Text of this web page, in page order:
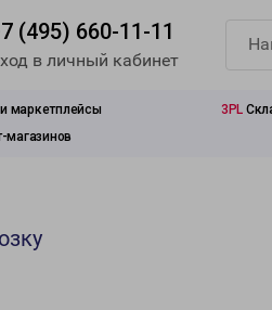
(495) 660-11-11
в личный кабинет
маркетплейсы 3PL
магазинов